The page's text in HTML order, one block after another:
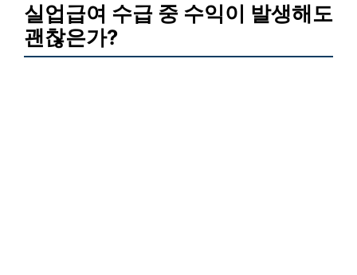
실업급여 수급 중 수익이 발생해도
괜찮은가?